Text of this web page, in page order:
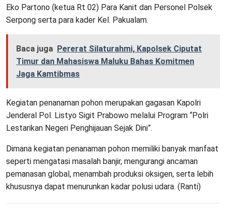
Eko Partono (ketua Rt 02) Para Kanit dan Personel Polsek
Serpong serta para kader Kel. Pakualam.
Baca juga Pererat Silaturahmi, Kapolsek Ciputat
Timur dan Mahasiswa Maluku Bahas Komitmen
Jaga Kamtibmas
Kegiatan penanaman pohon merupakan gagasan Kapolri
Jenderal Pol. Listyo Sigit Prabowo melalui Program “Polri
Lestarikan Negeri Penghijauan Sejak Dini”.
Dimana kegiatan penanaman pohon memiliki banyak manfaat
seperti mengatasi masalah banjir, mengurangi ancaman
pemanasan global, menambah produksi oksigen, serta lebih
khususnya dapat menurunkan kadar polusi udara. (Ranti)